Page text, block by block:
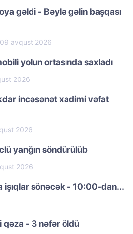
gəldi - Bəylə gəlin başqası
09 avqust 2026
yolun ortasında saxladı
2026
incəsənət xadimi vəfat
2026
yanğın söndürülüb
2026
işıqlar sönəcək - 10:00-dan...
qəza - 3 nəfər öldü